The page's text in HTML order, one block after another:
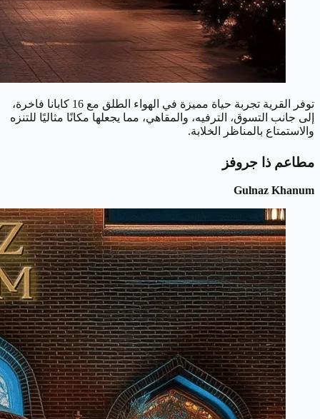
توفر القرية تجربة حياة مميزة في الهواء الطلق مع 16 كابانا فاخرة،
إلى جانب التسوق، الترفيه، والمقاهي، مما يجعلها مكانًا مثاليًا للتنزه
والاستمتاع بالمناظر الخلابة.
مطاعم ذا جروفز
Gulnaz Khanum